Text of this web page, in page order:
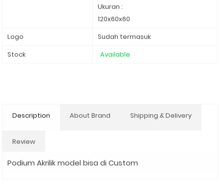
Ukuran :
120x60x60
Logo
Sudah termasuk
Stock
Available
Description About Brand Shipping & Delivery
Review
Podium Akrilik model bisa di Custom